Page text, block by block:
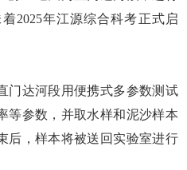
2025年江源综合科考正式启
达河段用便携式多参数测试
等参数，并取水样和泥沙样本
后，样本将被送回实验室进行